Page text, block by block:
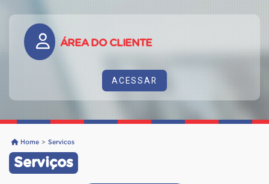
ÁREA DO CLIENTE
ACESSAR
Home Servicos
Serviços